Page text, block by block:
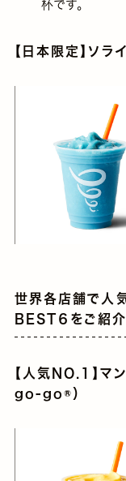
杯です。
【日本限定】ソ
世界各店舗で人
BEST６をご紹介
【人気NO.1】マ
go-go®）